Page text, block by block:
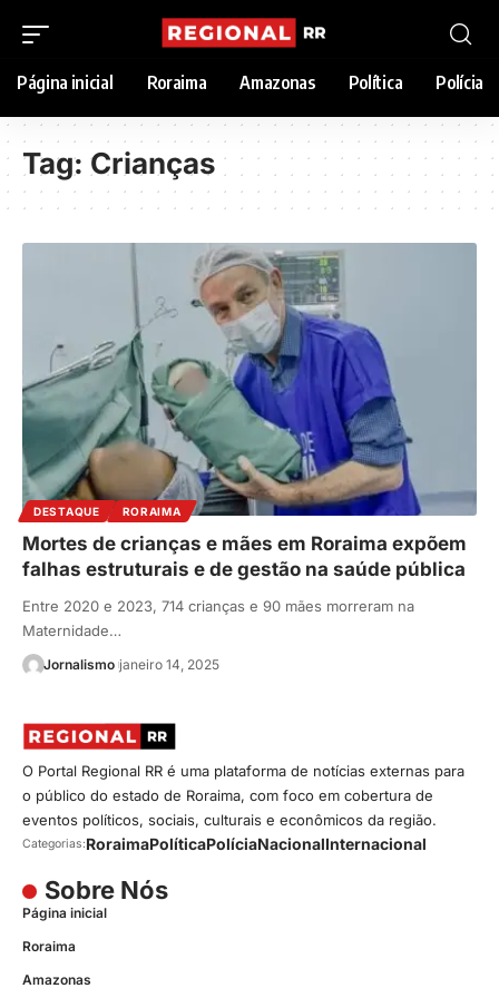
Página inicial Roraima Amazonas Política Polícia
Tag: Crianças
DESTAQUE RORAIMA
Mortes de crianças e mães em Roraima expõem
falhas estruturais e de gestão na saúde pública
Entre 2020 e 2023, 714 crianças e 90 mães morreram na
Maternidade…
Jornalismo janeiro 14, 2025
O Portal Regional RR é uma plataforma de notícias externas para
o público do estado de Roraima, com foco em cobertura de
eventos políticos, sociais, culturais e econômicos da região.
Categorias:RoraimaPolíticaPolíciaNacionalInternacional
Sobre Nós
Página inicial
Roraima
Amazonas